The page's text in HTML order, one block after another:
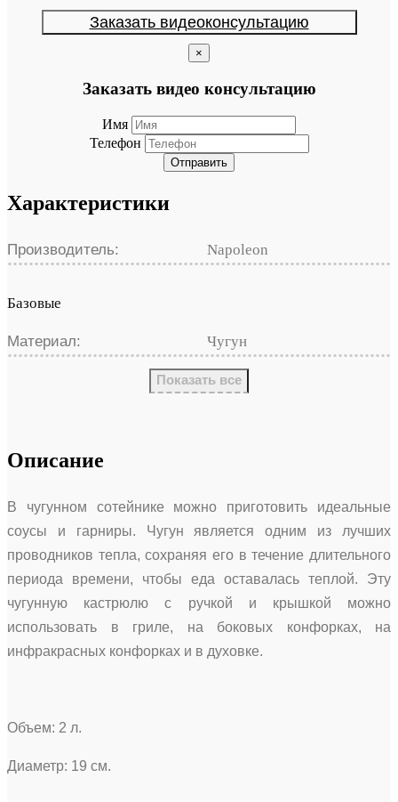
Заказать видеоконсультацию
×
Заказать видео консультацию
Имя
Телефон
Отправить
Характеристики
Производитель: Napoleon
Базовые
Материал: Чугун
Показать все
Описание
В чугунном сотейнике можно приготовить идеальные
соусы и гарниры. Чугун является одним из лучших
проводников тепла, сохраняя его в течение длительного
периода времени, чтобы еда оставалась теплой. Эту
чугунную кастрюлю с ручкой и крышкой можно
использовать в гриле, на боковых конфорках, на
инфракрасных конфорках и в духовке.
Объем: 2 л.
Диаметр: 19 см.